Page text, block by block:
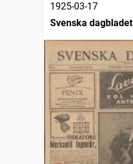
1925-03-17
Svenska dagbladet